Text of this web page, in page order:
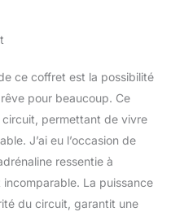
ce coffret est la possibilité
pour beaucoup. Ce
permettant de vivre
J’ai eu l’occasion de
ressentie à
La puissance
du circuit, garantit une